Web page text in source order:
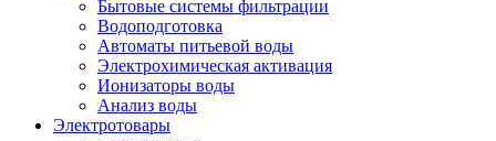
Бытовые системы фильтрации
Водоподготовка
Автоматы питьевой воды
Электрохимическая активация
Ионизаторы воды
Анализ воды
Электротовары